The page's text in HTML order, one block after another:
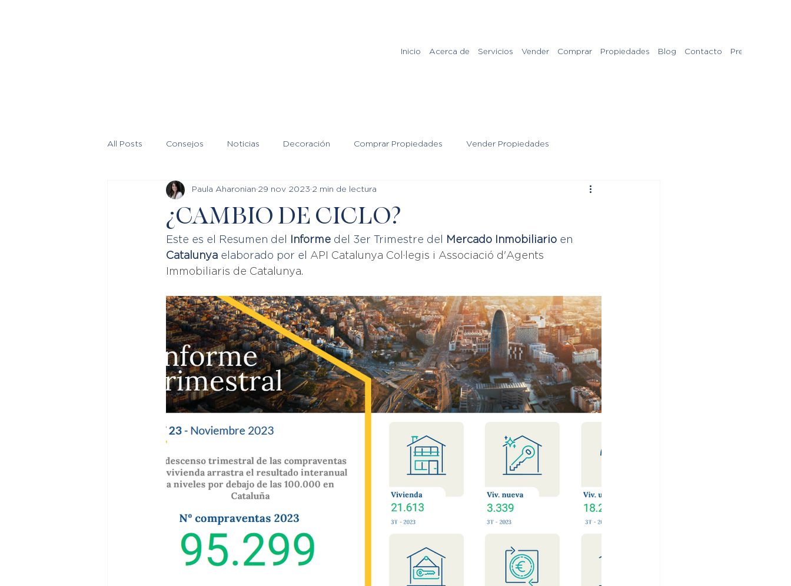
Inicio Acerca de Servicios Vender Comprar Propiedades Blog Contacto Preguntas
All Posts Consejos Noticias Decoración Comprar Propiedades Vender Propiedades
¿CAMBIO DE CICLO?
Paula Aharonian 29 nov 2023 2 min de lectura
Este es el Resumen del Informe del 3er Trimestre del Mercado Inmobiliario en
Catalunya elaborado por el API Catalunya Col·legis i Associació d'Agents
Immobiliaris de Catalunya.